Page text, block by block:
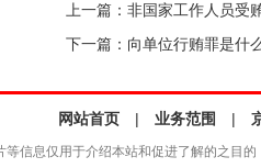
上一篇： 非国家工作人员受
下一篇： 向单位行贿罪是什
网站首页 | 业务范围 |
等信息仅用于介绍本站和促进了解的之目